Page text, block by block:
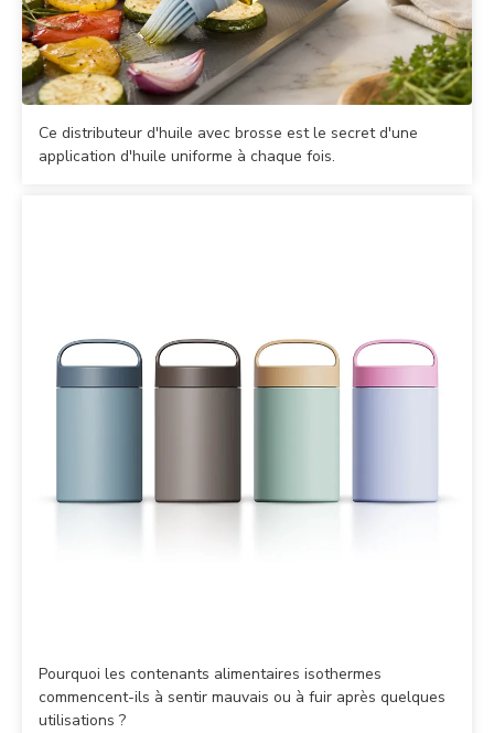
Ce distributeur d'huile avec brosse est le secret d'une
application d'huile uniforme à chaque fois.
Pourquoi les contenants alimentaires isothermes
commencent-ils à sentir mauvais ou à fuir après quelques
utilisations ?